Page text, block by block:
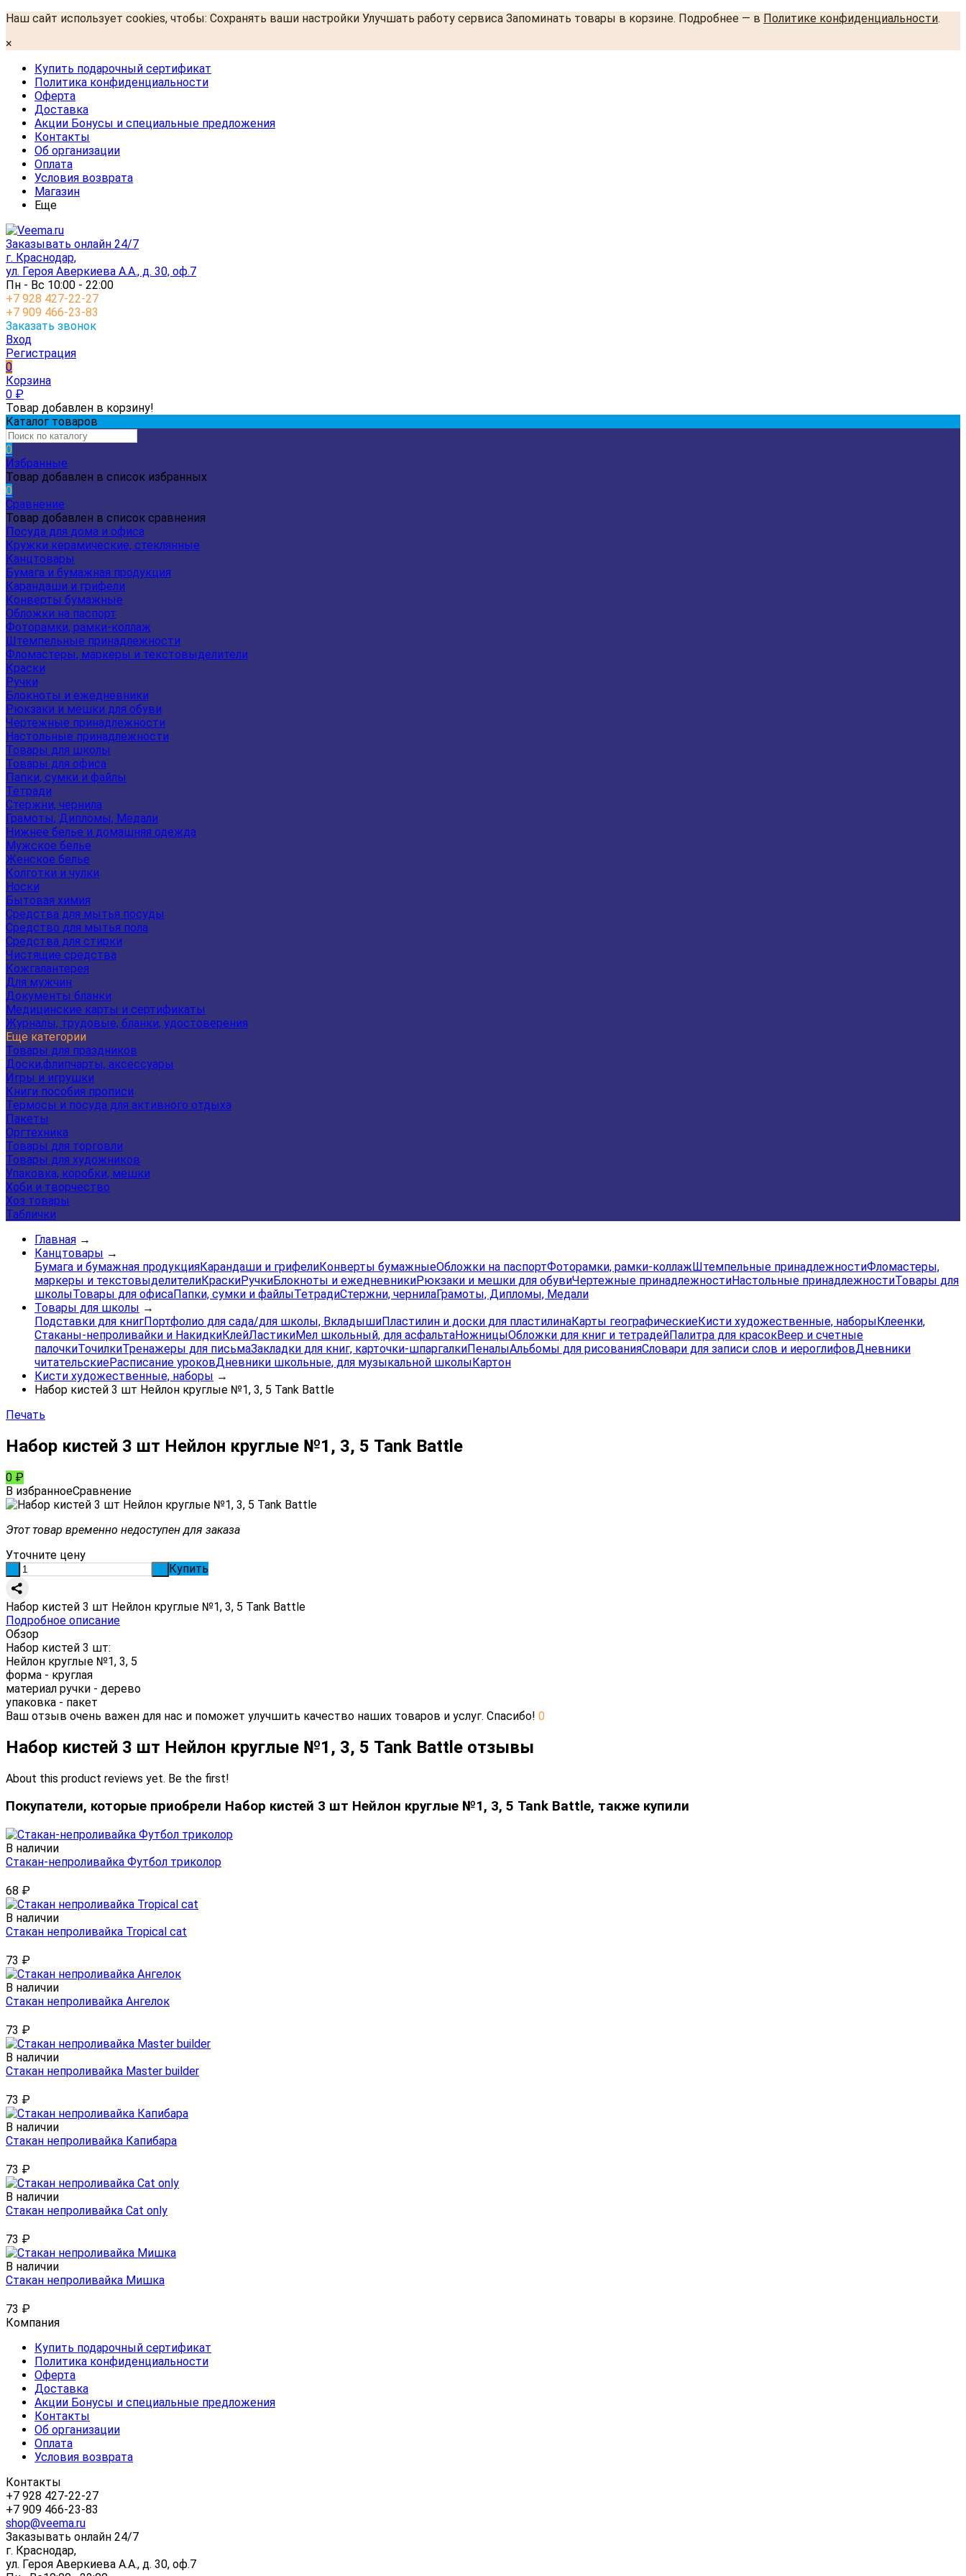
Наш сайт использует cookies, чтобы: Сохранять ваши настройки Улучшать работу сервиса Запоминать товары в корзине. Подробнее — в Политике конфиденциальности.
×
Купить подарочный сертификат
Политика конфиденциальности
Оферта
Доставка
Акции Бонусы и специальные предложения
Контакты
Об организации
Оплата
Условия возврата
Магазин
Еще
Заказывать онлайн 24/7
г. Краснодар,
ул. Героя Аверкиева А.А., д. 30, оф.7
Пн - Вс 10:00 - 22:00
+7 928 427-22-27
+7 909 466-23-83
Заказать звонок
Вход
Регистрация
0
Корзина
0 ₽
Товар добавлен в корзину!
Каталог товаров
0
Избранные
Товар добавлен в список избранных
0
Сравнение
Товар добавлен в список сравнения
Посуда для дома и офиса
Кружки керамические, стеклянные
Канцтовары
Бумага и бумажная продукция
Карандаши и грифели
Конверты бумажные
Обложки на паспорт
Фоторамки, рамки-коллаж
Штемпельные принадлежности
Фломастеры, маркеры и текстовыделители
Краски
Ручки
Блокноты и ежедневники
Рюкзаки и мешки для обуви
Чертежные принадлежности
Настольные принадлежности
Товары для школы
Товары для офиса
Папки, сумки и файлы
Тетради
Стержни, чернила
Грамоты, Дипломы, Медали
Нижнее белье и домашняя одежда
Мужское белье
Женское белье
Колготки и чулки
Носки
Бытовая химия
Средства для мытья посуды
Средство для мытья пола
Средства для стирки
Чистящие средства
Кожгалантерея
Для мужчин
Документы бланки
Медицинские карты и сертификаты
Журналы, трудовые, бланки, удостоверения
Еще категории
Товары для праздников
Доски,флипчарты, аксессуары
Игры и игрушки
Книги пособия прописи
Термосы и посуда для активного отдыха
Пакеты
Оргтехника
Товары для торговли
Товары для художников
Упаковка, коробки, мешки
Хоби и творчество
Хоз товары
Таблички
Главная →
Канцтовары →
Бумага и бумажная продукцияКарандаши и грифелиКонверты бумажныеОбложки на паспортФоторамки, рамки-коллажШтемпельные принадлежностиФломастеры,
маркеры и текстовыделителиКраскиРучкиБлокноты и ежедневникиРюкзаки и мешки для обувиЧертежные принадлежностиНастольные принадлежностиТовары для
школыТовары для офисаПапки, сумки и файлыТетрадиСтержни, чернилаГрамоты, Дипломы, Медали
Товары для школы →
Подставки для книгПортфолио для сада/для школы, ВкладышиПластилин и доски для пластилинаКарты географическиеКисти художественные, наборыКлеенки,
Стаканы-непроливайки и НакидкиКлейЛастикиМел школьный, для асфальтаНожницыОбложки для книг и тетрадейПалитра для красокВеер и счетные
палочкиТочилкиТренажеры для письмаЗакладки для книг, карточки-шпаргалкиПеналыАльбомы для рисованияСловари для записи слов и иероглифовДневники
читательскиеРасписание уроковДневники школьные, для музыкальной школыКартон
Кисти художественные, наборы →
Набор кистей 3 шт Нейлон круглые №1, 3, 5 Tank Battle
Печать
Набор кистей 3 шт Нейлон круглые №1, 3, 5 Tank Battle
0 ₽
В избранноеСравнение
Этот товар временно недоступен для заказа
Уточните цену
Купить
Набор кистей 3 шт Нейлон круглые №1, 3, 5 Tank Battle
Подробное описание
Обзор
Набор кистей 3 шт:
Нейлон круглые №1, 3, 5
форма - круглая
материал ручки - дерево
упаковка - пакет
Ваш отзыв очень важен для нас и поможет улучшить качество наших товаров и услуг. Спасибо! 0
Набор кистей 3 шт Нейлон круглые №1, 3, 5 Tank Battle отзывы
About this product reviews yet. Be the first!
Покупатели, которые приобрели Набор кистей 3 шт Нейлон круглые №1, 3, 5 Tank Battle, также купили
В наличии
Стакан-непроливайка Футбол триколор
68 ₽
В наличии
Стакан непроливайка Tropical cat
73 ₽
В наличии
Стакан непроливайка Ангелок
73 ₽
В наличии
Стакан непроливайка Master builder
73 ₽
В наличии
Стакан непроливайка Капибара
73 ₽
В наличии
Стакан непроливайка Cat only
73 ₽
В наличии
Стакан непроливайка Мишка
73 ₽
Компания
Купить подарочный сертификат
Политика конфиденциальности
Оферта
Доставка
Акции Бонусы и специальные предложения
Контакты
Об организации
Оплата
Условия возврата
Контакты
+7 928 427-22-27
+7 909 466-23-83
shop@veema.ru
Заказывать онлайн 24/7
г. Краснодар,
ул. Героя Аверкиева А.А., д. 30, оф.7